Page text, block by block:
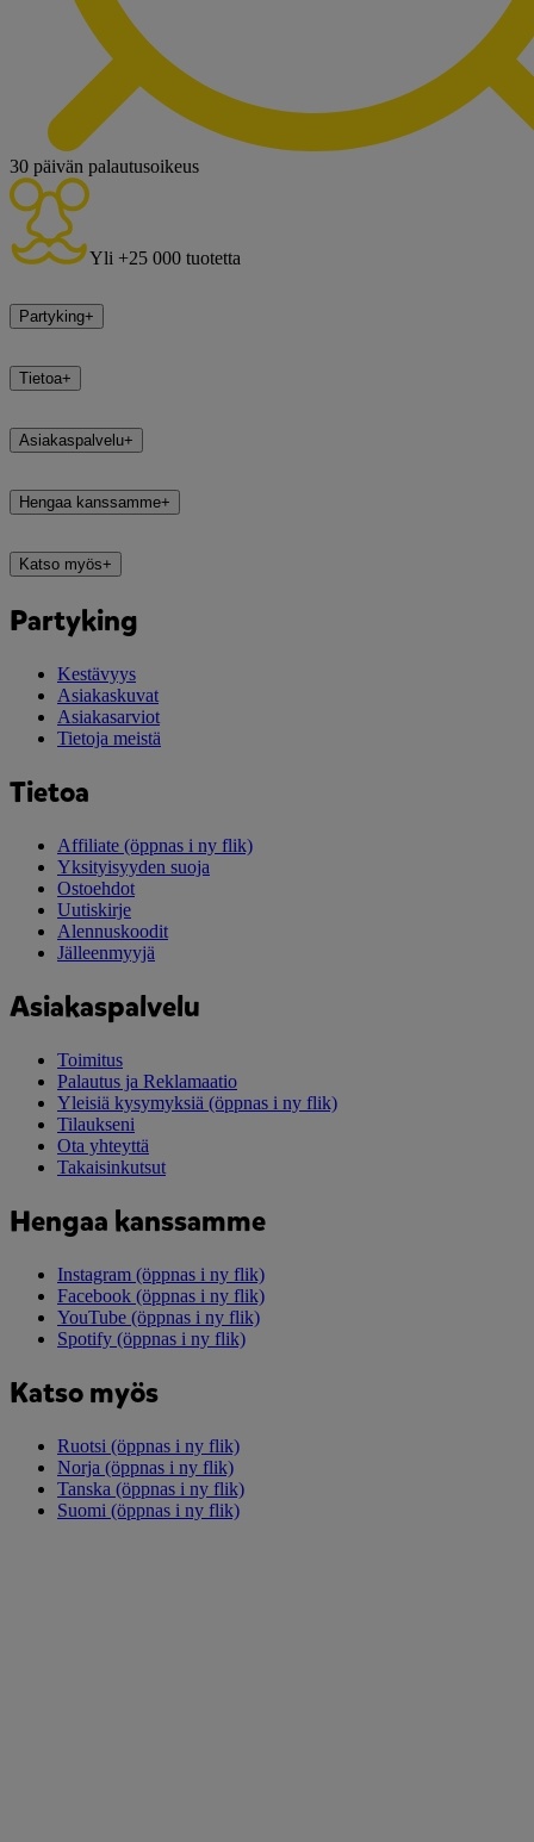
30 päivän palautusoikeus
Yli +25 000 tuotetta
Partyking+
Tietoa+
Asiakaspalvelu+
Hengaa kanssamme+
Katso myös+
Partyking
Kestävyys
Asiakaskuvat
Asiakasarviot
Tietoja meistä
Tietoa
Affiliate (öppnas i ny flik)
Yksityisyyden suoja
Ostoehdot
Uutiskirje
Alennuskoodit
Jälleenmyyjä
Asiakaspalvelu
Toimitus
Palautus ja Reklamaatio
Yleisiä kysymyksiä (öppnas i ny flik)
Tilaukseni
Ota yhteyttä
Takaisinkutsut
Hengaa kanssamme
Instagram (öppnas i ny flik)
Facebook (öppnas i ny flik)
YouTube (öppnas i ny flik)
Spotify (öppnas i ny flik)
Katso myös
Ruotsi (öppnas i ny flik)
Norja (öppnas i ny flik)
Tanska (öppnas i ny flik)
Suomi (öppnas i ny flik)